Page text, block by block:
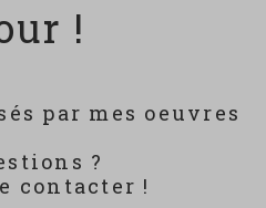
!
par mes oeuvres
?
contacter !